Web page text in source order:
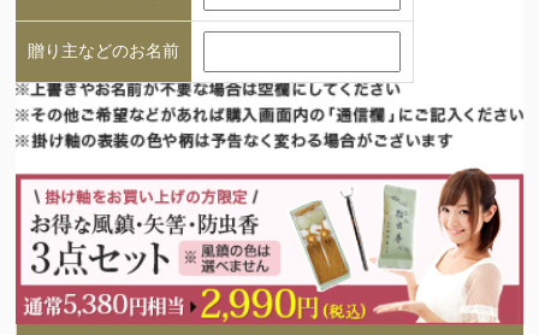
贈り主などのお名前